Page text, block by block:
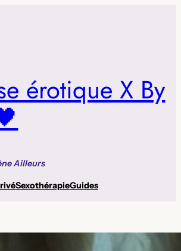
érotique X By
Ailleurs
SexothérapieGuides